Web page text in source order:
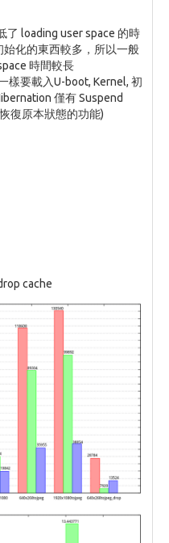
了 loading user space 的時
始化的東西較多，所以一般
時間較長
樣要載入U-boot, Kernel, 初
僅有 Suspend
復原本狀態的功能)
cache